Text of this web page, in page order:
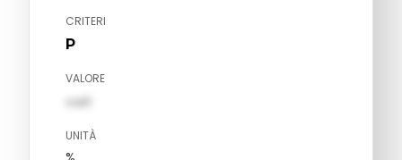
CRITERI
P
VALORE
val1
UNITÀ